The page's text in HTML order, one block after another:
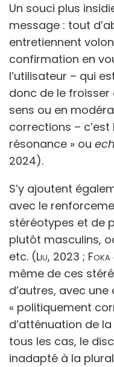
Un souci plus
message : tout
entretiennent
confirmation en
l’utilisateur – qui
donc de le
sens ou en
corrections – c’est
résonance » ou
2024).
S’y ajoutent
avec le
stéréotypes et de
plutôt masculins,
etc. (Liu, 2023 ; Foka
même de ces
d’autres, avec
« politiquement
d’atténuation de
tous les cas, le
inadapté à la